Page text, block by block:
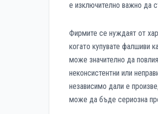
е изключително важно да
Фирмите се нуждаят от
когато купувате фалшиви
може значително да
неконсистентни или
независимо дали е
може да бъде сериозна